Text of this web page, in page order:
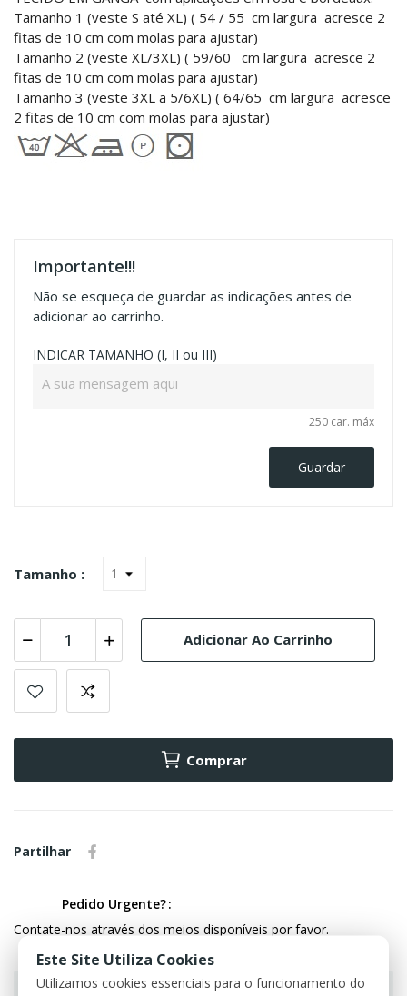
Tamanho 1 (veste S até XL ) ( 54 / 55 cm largura acresce 2
fitas de 10 cm com molas para ajustar)
Tamanho 2 (veste XL/3XL) ( 59/60 cm largura acresce 2
fitas de 10 cm com molas para ajustar)
Tamanho 3 (veste 3XL a 5/6XL) ( 64/65 cm largura acresce
2 fitas de 10 cm com molas para ajustar)
Importante!!!
Não se esqueça de guardar as indicações antes de
adicionar ao carrinho.
INDICAR TAMANHO (I, II ou III)
250 car. máx
Guardar
Tamanho :
Adicionar Ao Carrinho
Comprar
Partilhar
Pedido Urgente?
Contate-nos através dos meios disponíveis por favor.
Este Site Utiliza Cookies
Utilizamos cookies essenciais para o funcionamento do